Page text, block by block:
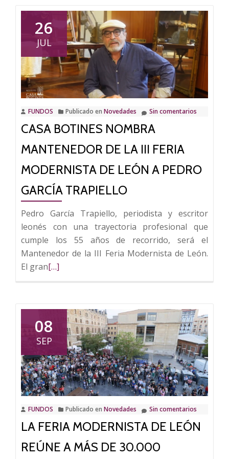
días
26
JUL
FUNDOS Publicado en Novedades Sin comentarios
CASA BOTINES NOMBRA
MANTENEDOR DE LA III FERIA
MODERNISTA DE LEÓN A PEDRO
GARCÍA TRAPIELLO
Pedro García Trapiello, periodista y escritor
leonés con una trayectoria profesional que
cumple los 55 años de recorrido, será el
Mantenedor de la III Feria Modernista de León.
El granLeer
Botines
nombra
mantenedor
de
la
III
Feria
Modernista
de
a
[…]
08
SEP
FUNDOS Publicado en Novedades Sin comentarios
LA FERIA MODERNISTA DE LEÓN
REÚNE A MÁS DE 30.000